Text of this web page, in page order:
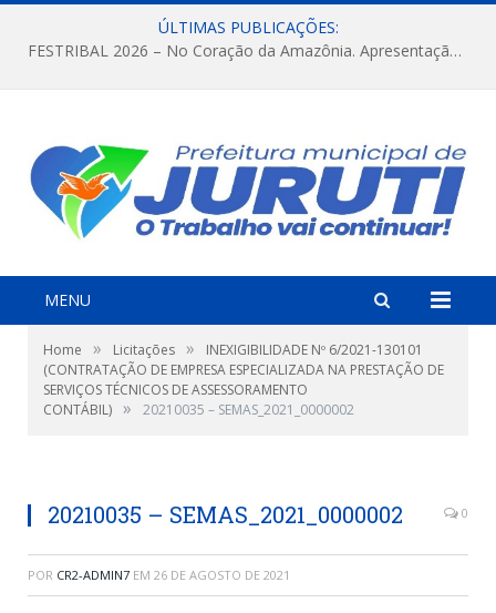
ÚLTIMAS PUBLICAÇÕES:
FESTRIBAL 2026 – No Coração da Amazônia. Apresentação da Munduruku.
MENU
Home » Licitações »
INEXIGIBILIDADE Nº 6/2021-130101
(CONTRATAÇÃO DE EMPRESA ESPECIALIZADA NA PRESTAÇÃO DE
SERVIÇOS TÉCNICOS DE ASSESSORAMENTO
CONTÁBIL) » 20210035 – SEMAS_2021_0000002
20210035 – SEMAS_2021_0000002 0
POR CR2-ADMIN7 EM 26 DE AGOSTO DE 2021